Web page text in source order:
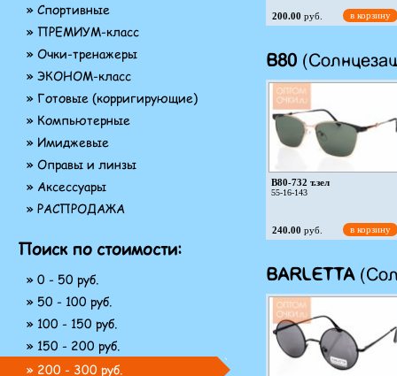
» Спортивные
» ПРЕМИУМ-класс
» Очки-тренажеры
» ЭКОНОМ-класс
» Готовые (корригирующие)
» Компьютерные
» Имиджевые
» Оправы и линзы
» Аксессуары
» РАСПРОДАЖА
Поиск по стоимости:
» 0 - 50 руб.
» 50 - 100 руб.
» 100 - 150 руб.
» 150 - 200 руб.
» 200 - 300 руб.
200.00 руб. в корзину
8184 c4 бел
200.00руб.
B80
B80-732 т.зел
55-16-143
240.00 руб. в корзину
B80-788 кор
57-18-144
BARLETTA